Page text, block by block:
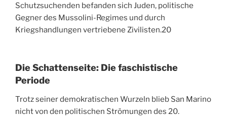
Schutzsuchenden befanden sich Juden, politische
Gegner des Mussolini-Regimes und durch
Kriegshandlungen vertriebene Zivilisten.20
Die Schattenseite: Die faschistische
Periode
Trotz seiner demokratischen Wurzeln blieb San Marino
nicht von den politischen Strömungen des 20.